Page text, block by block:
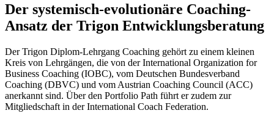
Der systemisch-evolutionäre Coaching-
Ansatz der Trigon Entwicklungsberatung
Der Trigon Diplom-Lehrgang Coaching gehört zu einem kleinen
Kreis von Lehrgängen, die von der International Organization for
Business Coaching (IOBC), vom Deutschen Bundesverband
Coaching (DBVC) und vom Austrian Coaching Council (ACC)
anerkannt sind. Über den Portfolio Path führt er zudem zur
Mitgliedschaft in der International Coach Federation.